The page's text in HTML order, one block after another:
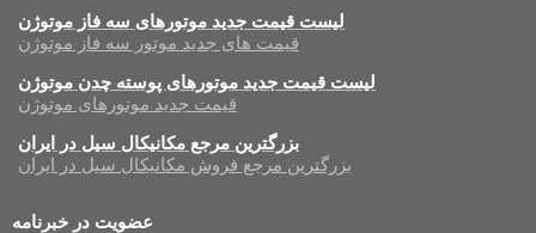
لیست قیمت جدید موتورهای سه فاز موتوژن
قیمت های جدید موتور سه فاز موتوژن
لیست قیمت جدید موتورهای پوسته چدن موتوژن
قیمت جدید موتورهای موتوژن
بزرگترین مرجع مکانیکال سیل در ایران
بزرگترین مرجع فروش مکانیکال سیل در ایران
عضویت در خبرنامه